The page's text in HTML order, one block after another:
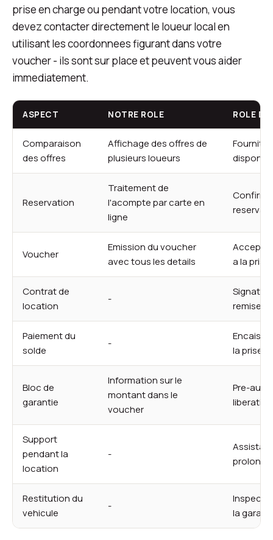
prise en charge ou pendant votre location, vous
devez contacter directement le loueur local en
utilisant les coordonnees figurant dans votre
voucher - ils sont sur place et peuvent vous aider
immediatement.
ASPECT NOTRE ROLE ROLE
Comparaison
des offres
Affichage des offres de
plusieurs loueurs
Reservation
Traitement de
l'acompte par carte en
ligne
Voucher
Emission du voucher
avec tous les details
a la
Contrat de
location
-
remise
Paiement du
solde
-
la prise
Bloc de
garantie
Information sur le
montant dans le
voucher
Pre-
Support
pendant la
location
-
Restitution du
vehicule
-
la